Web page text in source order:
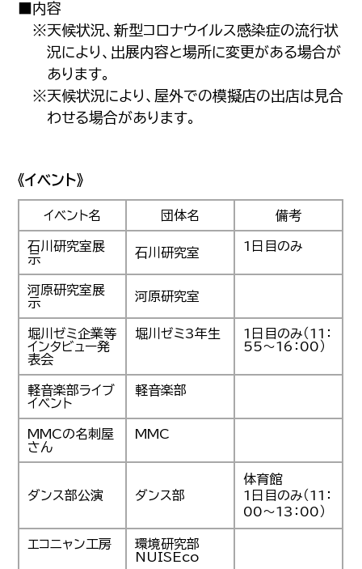
■内容
※天候状況、新型コロナウイルス感染症の流行状
況により、出展内容と場所に変更がある場合が
あります。
※天候状況により、屋外での模擬店の出店は見合
わせる場合があります。
《イベント》
イベント名 団体名 備考
石川研究室展
示
石川研究室 1日目のみ
河原研究室展
示
河原研究室
堀川ゼミ企業等
インタビュー発
表会
堀川ゼミ3年生
1日目のみ（11：
55～16：00）
軽音楽部ライブ
イベント
軽音楽部
MMCの名刺屋
さん
MMC
ダンス部公演 ダンス部
体育館
1日目のみ（11：
00～13：00）
エコニャン工房
環境研究部
NUISEco